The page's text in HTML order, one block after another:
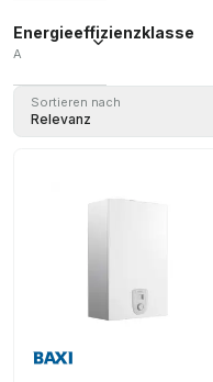
Energieeffizienzklasse
A
Sortieren nach
Relevanz